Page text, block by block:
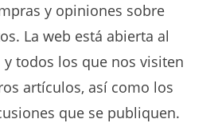
y opiniones sobre
La web está abierta al
todos los que nos visiten
artículos, así como los
que se publiquen.